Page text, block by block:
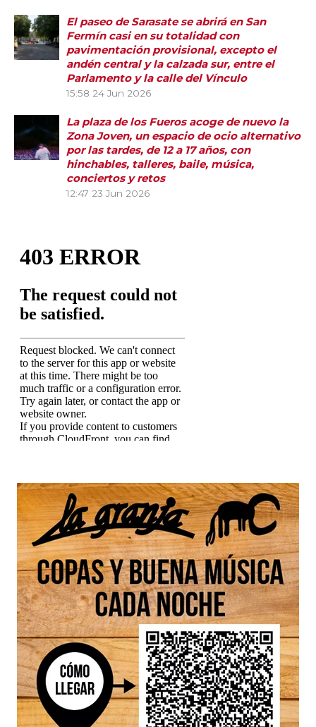
El paseo de Sarasate se abrirá en San
Fermín casi en su totalidad con
pavimentación provisional, excepto el
andén central y la calzada sur, entre el
Parlamento y la calle del Vínculo
15:58 24 Jun 2026
La plaza de los Fueros acoge de nuevo la
Zona Joven, un espacio de ocio alternativo
por las tardes, de 12 a 17 años, con
hinchables, talleres, baile, música,
conciertos y retos
12:47 23 Jun 2026